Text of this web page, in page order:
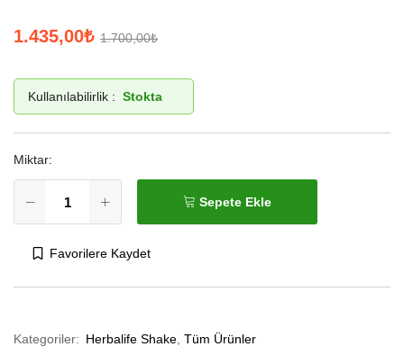
1.700,00₺
1.435,00₺
Kullanılabilirlik : Stokta
Miktar:
Sepete Ekle
Favorilere Kaydet
Kategoriler: Herbalife Shake Tüm Ürünler